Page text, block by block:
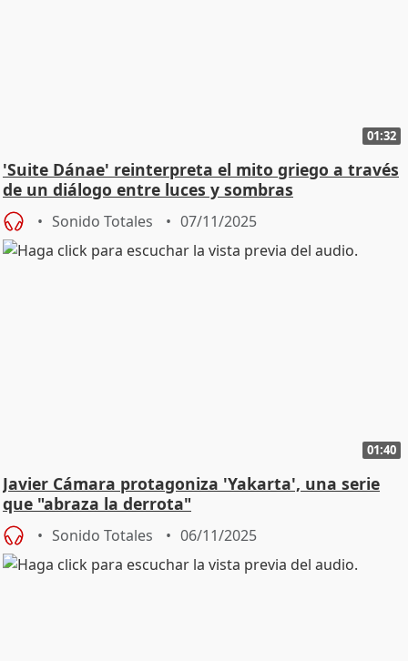
01:32
'Suite Dánae' reinterpreta el mito griego a través
de un diálogo entre luces y sombras
Sonido Totales 07/11/2025
01:40
Javier Cámara protagoniza 'Yakarta', una serie
que "abraza la derrota"
Sonido Totales 06/11/2025